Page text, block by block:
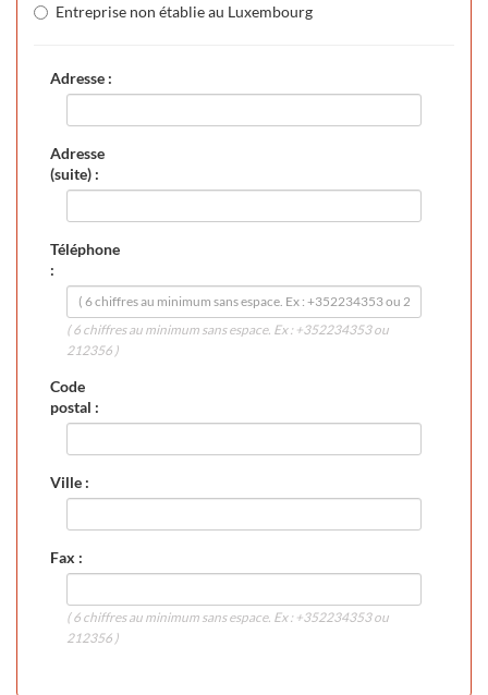
Entreprise non établie au Luxembourg
Adresse :
Adresse
(suite) :
Téléphone
:
( 6 chiffres au minimum sans espace. Ex : +352234353 ou
212356 )
Code
postal :
Ville :
Fax :
( 6 chiffres au minimum sans espace. Ex : +352234353 ou
212356 )